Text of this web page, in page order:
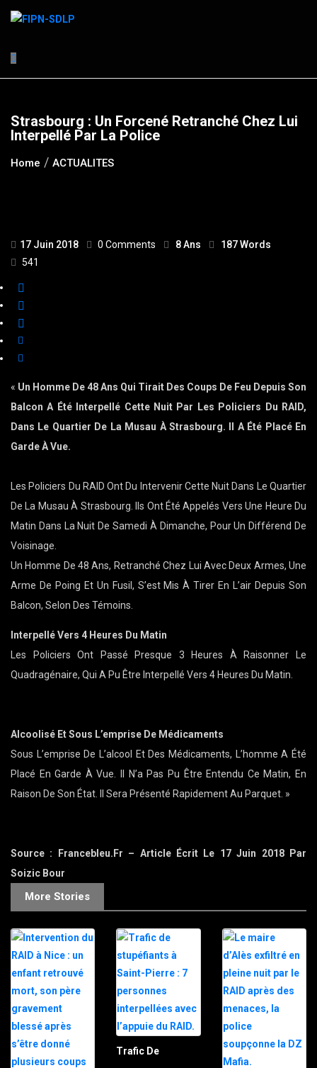
Strasbourg : Un Forcené Retranché Chez Lui
Interpellé Par La Police
Home ACTUALITES
17 Juin 2018 0 Comments 8 Ans
187 Words
541
« Un Homme De 48 Ans Qui Tirait Des Coups De Feu Depuis Son
Balcon A Été Interpellé Cette Nuit Par Les Policiers Du RAID,
Dans Le Quartier De La Musau À Strasbourg. Il A Été Placé En
Garde À Vue.
Les Policiers Du RAID Ont Du Intervenir Cette Nuit Dans Le Quartier
De La Musau À Strasbourg. Ils Ont Été Appelés Vers Une Heure Du
Matin Dans La Nuit De Samedi À Dimanche, Pour Un Différend De
Voisinage.
Un Homme De 48 Ans, Retranché Chez Lui Avec Deux Armes, Une
Arme De Poing Et Un Fusil, S’est Mis À Tirer En L’air Depuis Son
Balcon, Selon Des Témoins.
Interpellé Vers 4 Heures Du Matin
Les Policiers Ont Passé Presque 3 Heures À Raisonner Le
Quadragénaire, Qui A Pu Être Interpellé Vers 4 Heures Du Matin.
Alcoolisé Et Sous L’emprise De Médicaments
Sous L’emprise De L’alcool Et Des Médicaments, L’homme A Été
Placé En Garde À Vue. Il N’a Pas Pu Être Entendu Ce Matin, En
Raison De Son État. Il Sera Présenté Rapidement Au Parquet. »
Source : Francebleu.fr – Article Écrit Le 17 Juin 2018 Par
Soizic Bour
More Stories
Trafic De